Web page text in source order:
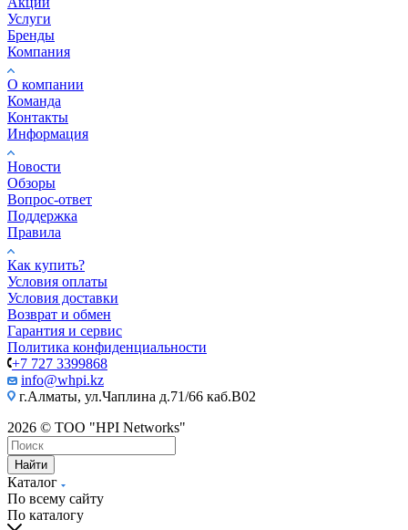
Услуги
Бренды
Компания
О компании
Команда
Контакты
Информация
Новости
Обзоры
Вопрос-ответ
Поддержка
Правила
Как купить?
Условия оплаты
Условия доставки
Возврат и обмен
Гарантия и сервис
Политика конфиденциальности
+7 727 3399868
info@whpi.kz
г.Алматы, ул.Чаплина д.71/66 каб.B02
2026 © ТОО "HPI Networks"
Найти
Каталог
По всему сайту
По каталогу